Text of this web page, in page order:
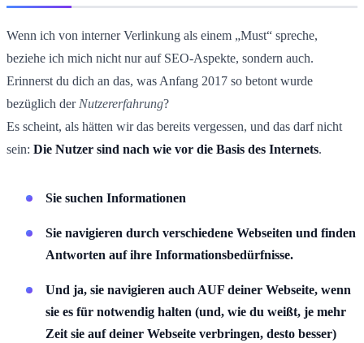
Wenn ich von interner Verlinkung als einem „Must“ spreche,
beziehe ich mich nicht nur auf SEO-Aspekte, sondern auch.
Erinnerst du dich an das, was Anfang 2017 so betont wurde
bezüglich der Nutzererfahrung?
Es scheint, als hätten wir das bereits vergessen, und das darf nicht
sein: Die Nutzer sind nach wie vor die Basis des Internets.
Sie suchen Informationen
Sie navigieren durch verschiedene Webseiten und finden
Antworten auf ihre Informationsbedürfnisse.
Und ja, sie navigieren auch AUF deiner Webseite, wenn
sie es für notwendig halten (und, wie du weißt, je mehr
Zeit sie auf deiner Webseite verbringen, desto besser)